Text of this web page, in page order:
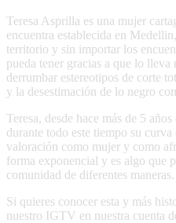
Teresa Asprilla es una mujer
encuentra establecida en
territorio y sin importar los
pueda tener gracias a que lo
derrumbar estereotipos de corte
y la desestimación de lo negro
Teresa, desde hace más de 5
durante todo este tiempo su
valoración como mujer y como
forma exponencial y es algo que
comunidad de diferentes maneras.
Si quieres conocer esta y más
nuestro IGTV en nuestra cuenta